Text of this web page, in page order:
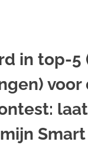
in top-5
voor